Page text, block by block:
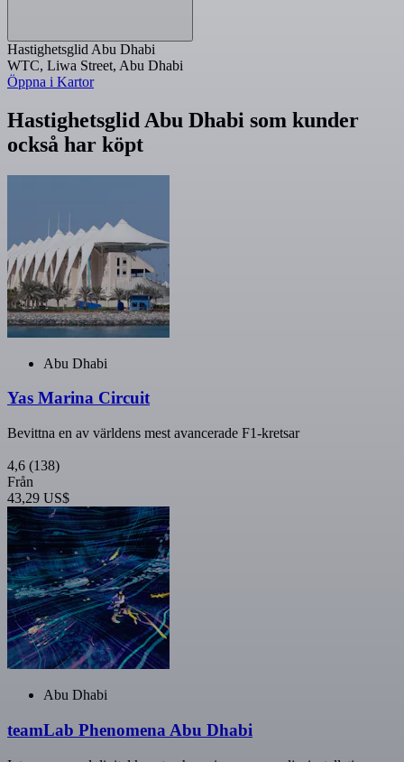
Hastighetsglid Abu Dhabi
WTC, Liwa Street, Abu Dhabi
Öppna i Kartor
Hastighetsglid Abu Dhabi som kunder
också har köpt
Abu Dhabi
Yas Marina Circuit
Bevittna en av världens mest avancerade F1-kretsar
4,6 (138)
Från
43,29 US$
Abu Dhabi
teamLab Phenomena Abu Dhabi